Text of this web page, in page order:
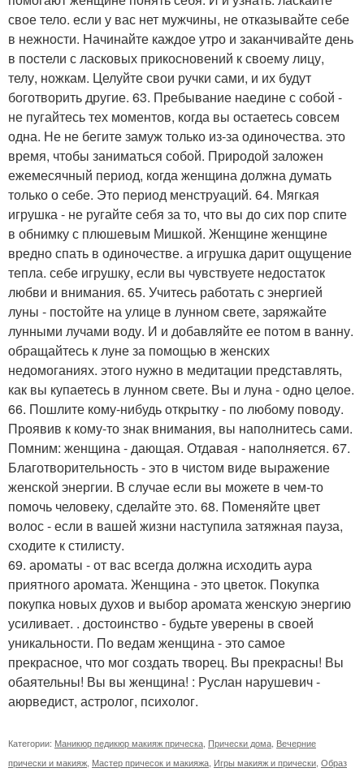
свое тело. если у вас нет мужчины, не отказывайте себе
в нежности. Начинайте каждое утро и заканчивайте день
в постели с ласковых прикосновений к своему лицу,
телу, ножкам. Целуйте свои ручки сами, и их будут
боготворить другие. 63. Пребывание наедине с собой -
не пугайтесь тех моментов, когда вы остаетесь совсем
одна. Не не бегите замуж только из-за одиночества. это
время, чтобы заниматься собой. Природой заложен
ежемесячный период, когда женщина должна думать
только о себе. Это период менструаций. 64. Мягкая
игрушка - не ругайте себя за то, что вы до сих пор спите
в обнимку с плюшевым Мишкой. Женщине женщине
вредно спать в одиночестве. а игрушка дарит ощущение
тепла. себе игрушку, если вы чувствуете недостаток
любви и внимания. 65. Учитесь работать с энергией
луны - постойте на улице в лунном свете, заряжайте
лунными лучами воду. И и добавляйте ее потом в ванну.
обращайтесь к луне за помощью в женских
недомоганиях. этого нужно в медитации представлять,
как вы купаетесь в лунном свете. Вы и луна - одно целое.
66. Пошлите кому-нибудь открытку - по любому поводу.
Проявив к кому-то знак внимания, вы наполнитесь сами.
Помним: женщина - дающая. Отдавая - наполняется. 67.
Благотворительность - это в чистом виде выражение
женской энергии. В случае если вы можете в чем-то
помочь человеку, сделайте это. 68. Поменяйте цвет
волос - если в вашей жизни наступила затяжная пауза,
сходите к стилисту.
69. ароматы - от вас всегда должна исходить аура
приятного аромата. Женщина - это цветок. Покупка
покупка новых духов и выбор аромата женскую энергию
усиливает. . достоинство - будьте уверены в своей
уникальности. По ведам женщина - это самое
прекрасное, что мог создать творец. Вы прекрасны! Вы
обаятельны! Вы вы женщина! : Руслан нарушевич -
аюрведист, астролог, психолог.
Категории: Маникюр педикюр макияж прическа, Прически дома, Вечерние
прически и макияж, Мастер причесок и макияжа, Игры макияж и прически, Образ